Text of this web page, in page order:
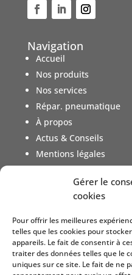
Gérer le
cookies
Pour offrir les meilleures
telles que les cookies pour
appareils. Le fait de consentir à
traiter des données telles que le
uniques sur ce site. Le fait de ne
Navigation
Accueil
Nos produits
Nos services
Répar. pneumatique
À propos
Actus & Conseils
Mentions légales
Nos Produits
Radeaux de survie
Radeaux de plaisance
Gilet de sauvetage
Combinaison de survie